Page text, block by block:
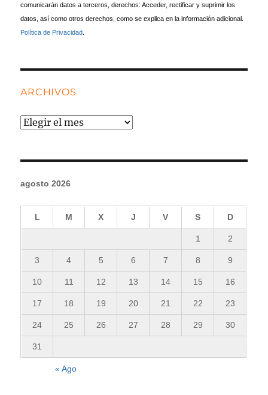
comunicarán datos a terceros, derechos: Acceder, rectificar y suprimir los
datos, así como otros derechos, como se explica en la información adicional.
Política de Privacidad
ARCHIVOS
Archivos
agosto 2026
L M X J V S D
1 2
3 4 5 6 7 8 9
10 11 12 13 14 15 16
17 18 19 20 21 22 23
24 25 26 27 28 29 30
31
« Ago